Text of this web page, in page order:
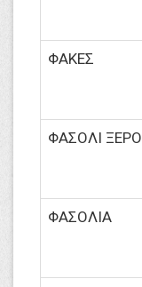
ΦΑΚΕΣ
ΦΑΣΟΛΙ ΞΕΡΟ
ΦΑΣΟΛΙΑ